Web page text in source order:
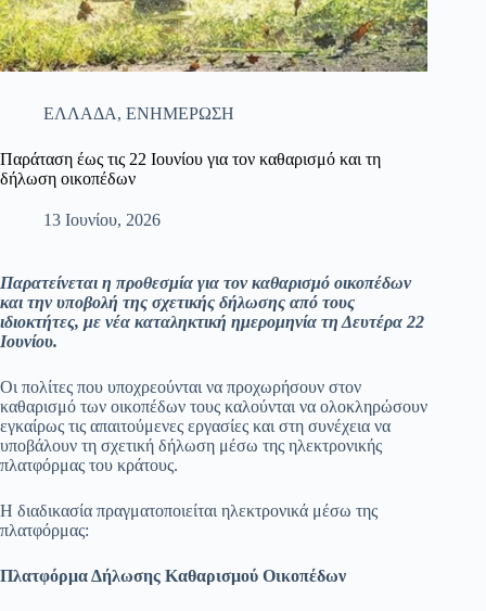
ΕΛΛΑΔΑ, ΕΝΗΜΕΡΩΣΗ
Παράταση έως τις 22 Ιουνίου για τον καθαρισμό και τη
δήλωση οικοπέδων
13 Ιουνίου, 2026
Παρατείνεται η προθεσμία για τον καθαρισμό οικοπέδων
και την υποβολή της σχετικής δήλωσης από τους
ιδιοκτήτες, με νέα καταληκτική ημερομηνία τη Δευτέρα 22
Ιουνίου.
Οι πολίτες που υποχρεούνται να προχωρήσουν στον
καθαρισμό των οικοπέδων τους καλούνται να ολοκληρώσουν
εγκαίρως τις απαιτούμενες εργασίες και στη συνέχεια να
υποβάλουν τη σχετική δήλωση μέσω της ηλεκτρονικής
πλατφόρμας του κράτους.
Η διαδικασία πραγματοποιείται ηλεκτρονικά μέσω της
πλατφόρμας:
Πλατφόρμα Δήλωσης Καθαρισμού Οικοπέδων